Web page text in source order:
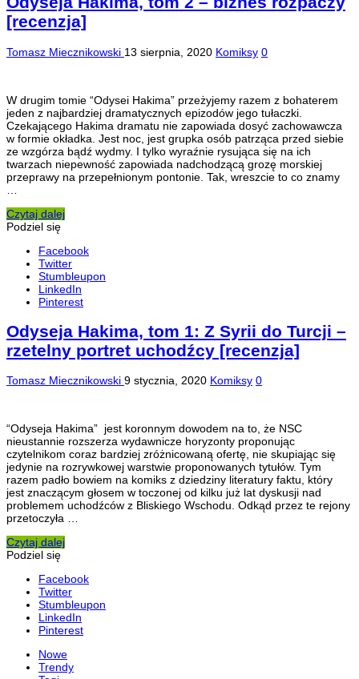
[recenzja]
Tomasz Miecznikowski 13 sierpnia, 2020 Komiksy 0
W drugim tomie “Odysei Hakima” przeżyjemy razem z bohaterem
jeden z najbardziej dramatycznych epizodów jego tułaczki.
Czekającego Hakima dramatu nie zapowiada dosyć zachowawcza
w formie okładka. Jest noc, jest grupka osób patrząca przed siebie
ze wzgórza bądź wydmy. I tylko wyraźnie rysująca się na ich
twarzach niepewność zapowiada nadchodzącą grozę morskiej
przeprawy na przepełnionym pontonie. Tak, wreszcie to co znamy
Czytaj dalej
Podziel się
Facebook
Twitter
Stumbleupon
LinkedIn
Pinterest
Odyseja Hakima, tom 1: Z Syrii do Turcji –
rzetelny portret uchodźcy [recenzja]
Tomasz Miecznikowski 9 stycznia, 2020 Komiksy 0
“Odyseja Hakima” jest koronnym dowodem na to, że NSC
nieustannie rozszerza wydawnicze horyzonty proponując
czytelnikom coraz bardziej zróżnicowaną ofertę, nie skupiając się
jedynie na rozrywkowej warstwie proponowanych tytułów. Tym
razem padło bowiem na komiks z dziedziny literatury faktu, który
jest znaczącym głosem w toczonej od kilku już lat dyskusji nad
problemem uchodźców z Bliskiego Wschodu. Odkąd przez te rejony
przetoczyła …
Czytaj dalej
Podziel się
Facebook
Twitter
Stumbleupon
LinkedIn
Pinterest
Nowe
Trendy